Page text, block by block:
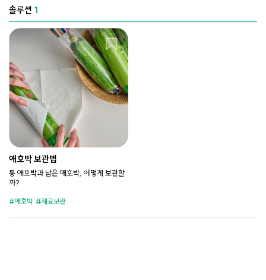
솔루션 1
애호박 보관법
통 애호박과 남은 애호박, 어떻게 보관할
까?
애호박 재료보관